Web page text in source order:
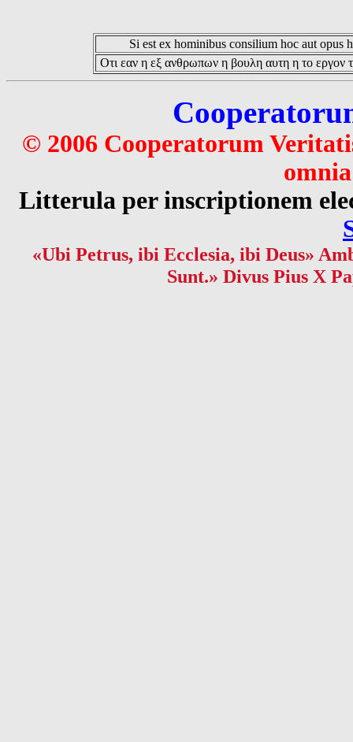
Si est ex hominibus consilium hoc aut opus
Οτι εαν η εξ ανθρωπων η βουλη αυτη η το εργον
© 2006 Cooperatorum
Litterula per inscriptionem
«Ubi Petrus, ibi Ecclesia, ibi Deus»
Sunt.» Divus Pius X